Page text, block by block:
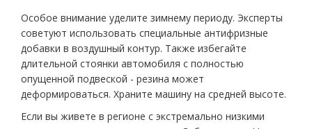
Особое внимание уделите зимнему периоду. Эксперты
советуют использовать специальные антифризные
добавки в воздушный контур. Также избегайте
длительной стоянки автомобиля с полностью
опущенной подвеской - резина может
деформироваться. Храните машину на средней высоте.
Если вы живете в регионе с экстремально низкими